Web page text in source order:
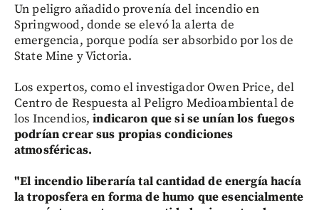
Un peligro añadido provenía del incendio en
Springwood, donde se elevó la alerta de
emergencia, porque podía ser absorbido por los de
State Mine y Victoria.
Los expertos, como el investigador Owen Price, del
Centro de Respuesta al Peligro Medioambiental de
los Incendios,indicaron que si se unían los fuegos
podrían crear sus propias condiciones
atmosféricas.
"El incendio liberaría tal cantidad de energía hacía
la troposfera en forma de humo que esencialmente